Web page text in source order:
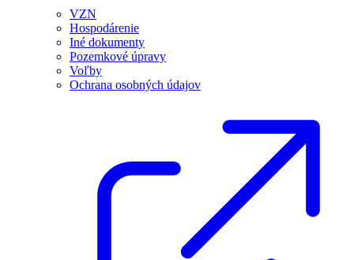
VZN
Hospodárenie
Iné dokumenty
Pozemkové úpravy
Voľby
Ochrana osobných údajov